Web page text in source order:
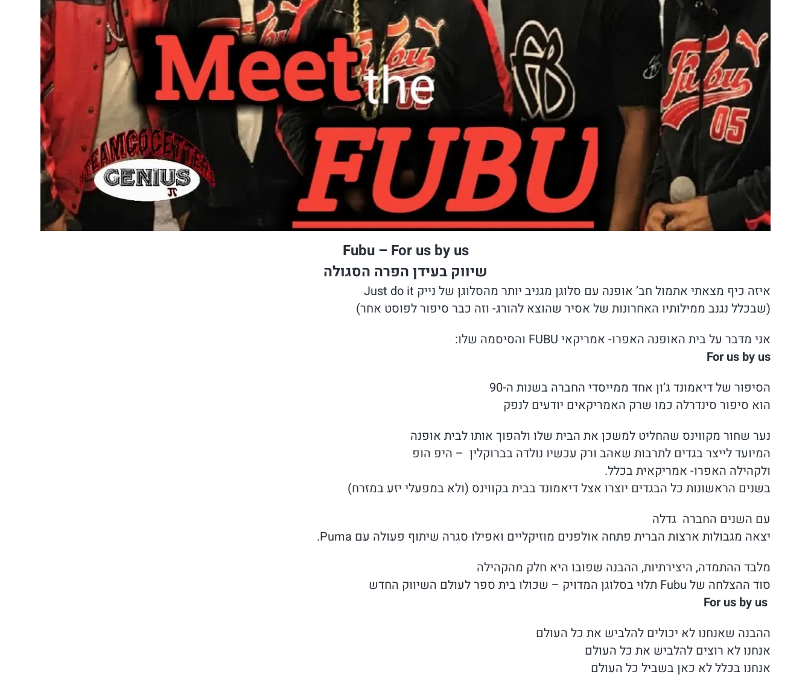
Fubu – For us by us
שיווק בעידן הפרה הסגולה
איזה כיף מצאתי אתמול חב’ אופנה עם סלוגן מגניב יותר מהסלוגן של נייק Just do it
(שבכלל נגנב ממילותיו האחרונות של אסיר שהוצא להורג- וזה כבר סיפור לפוסט אחר)
אני מדבר על בית האופנה האפרו- אמריקאי FUBU והסיסמה שלו:
For us by us
הסיפור של דיאמונד ג’ון אחד ממייסדי החברה בשנות ה-90
הוא סיפור סינדרלה כמו שרק האמריקאים יודעים לנפק
נער שחור מקווינס שהחליט למשכן את הבית שלו ולהפוך אותו לבית אופנה
המיועד לייצר בגדים לתרבות שאהב ורק עכשיו נולדה בברוקלין – היפ הופ
ולקהילה האפרו- אמריקאית בכלל.
בשנים הראשונות כל הבגדים יוצרו אצל דיאמונד בבית בקווינס (ולא במפעלי יזע במזרח)
עם השנים החברה גדלה
יצאה מגבולות ארצות הברית פתחה אולפנים מוזיקליים ואפילו סגרה שיתוף פעולה עם Puma.
מלבד ההתמדה, היצירתיות, ההבנה שפובו היא חלק מהקהילה
סוד ההצלחה של Fubu תלוי בסלוגן המדויק – שכולו בית ספר לעולם השיווק החדש
For us by us
ההבנה שאנחנו לא יכולים להלביש את כל העולם
אנחנו לא רוצים להלביש את כל העולם
אנחנו בכלל לא כאן בשביל כל העולם